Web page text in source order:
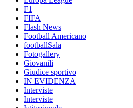
F1
FIFA
Flash News
Football Americano
footballSala
Fotogallery
Giovanili
Giudice sportivo
IN EVIDENZA
Interviste
Interviste